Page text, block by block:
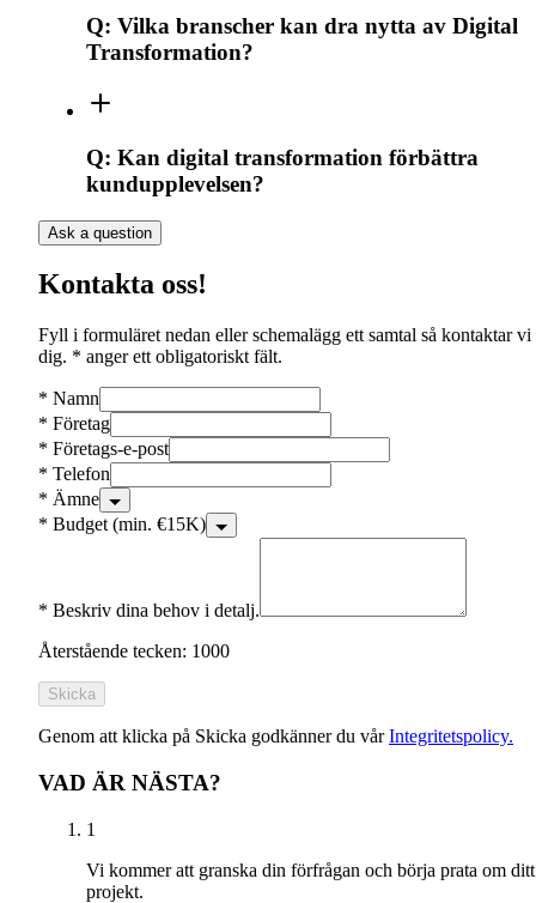
Q: Vilka branscher kan dra nytta av Digital
Transformation?
Q: Kan digital transformation förbättra
kundupplevelsen?
Ask a question
Kontakta oss!
Fyll i formuläret nedan eller schemalägg ett samtal så kontaktar vi
dig. * anger ett obligatoriskt fält.
* Namn
* Företag
* Företags-e-post
* Telefon
* Ämne
* Budget (min. €15K)
* Beskriv dina behov i detalj.
Återstående tecken: 1000
Skicka
Genom att klicka på Skicka godkänner du vårIntegritetspolicy.
VAD ÄR NÄSTA?
1
Vi kommer att granska din förfrågan och börja prata om ditt
projekt.